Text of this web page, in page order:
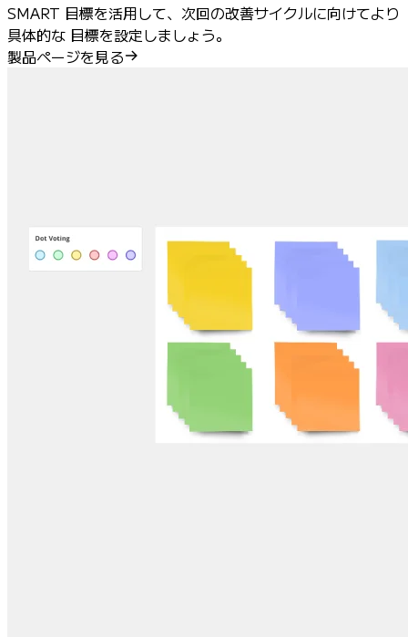
SMART 目標を活用して、次回の改善サイクルに向けてより
具体的な 目標を設定しましょう。
製品ページを見る